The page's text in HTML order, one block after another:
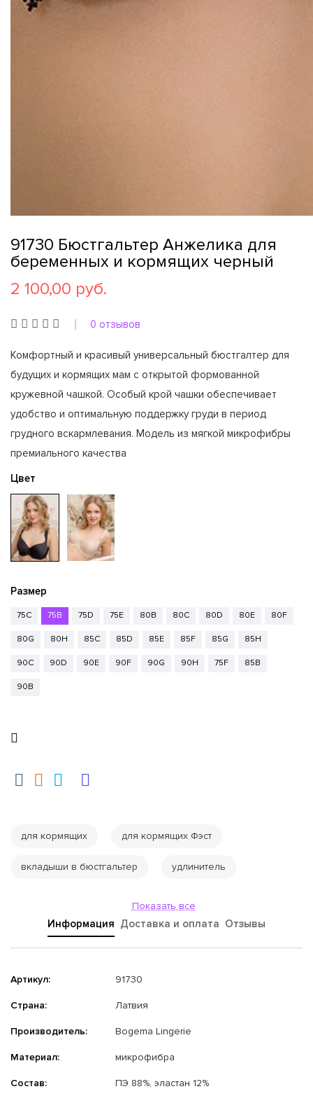
91730 Бюстгальтер Анжелика для
беременных и кормящих черный
2 100,00 руб.
0 отзывов
Комфортный и красивый универсальный бюстгалтер для
будущих и кормящих мам с открытой формованной
кружевной чашкой. Особый крой чашки обеспечивает
удобство и оптимальную поддержку груди в период
грудного вскармлевания. Модель из мягкой микрофибры
премиального качества
Цвет
Размер
75C 75B 75D 75E 80B 80C 80D 80E 80F
80G 80H 85C 85D 85E 85F 85G 85H
90C 90D 90E 90F 90G 90H 75F 85B
90B
для кормящих для кормящих Фэст
вкладыши в бюстгальтер удлинитель
Показать все
Информация Доставка и оплата Отзывы
Артикул: 91730
Страна: Латвия
Производитель: Bogema Lingerie
Материал: микрофибра
Состав: ПЭ 88%, эластан 12%